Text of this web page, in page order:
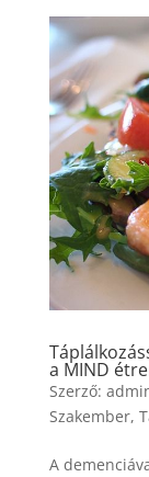
a MIND
Szerző:
Szakember,
A